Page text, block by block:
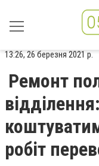
13:26, 26 березня 2021 р.
Ремонт
робіт